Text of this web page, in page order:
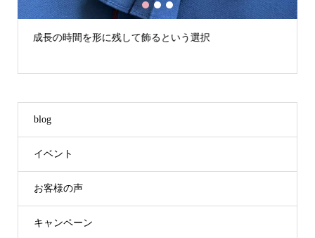
成長の時間を形に残して飾るという選択
1 2 3
blog
イベント
お客様の声
キャンペーン